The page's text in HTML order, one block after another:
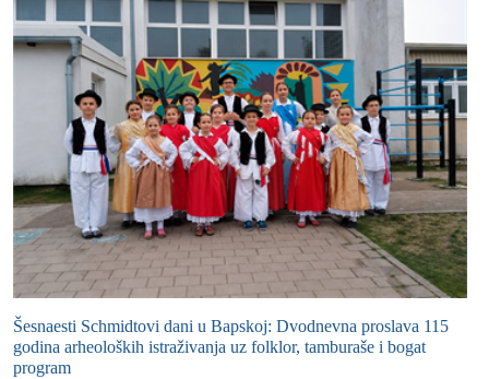
Šesnaesti Schmidtovi dani u Bapskoj: Dvodnevna proslava 115
godina arheoloških istraživanja uz folklor, tamburaše i bogat
program